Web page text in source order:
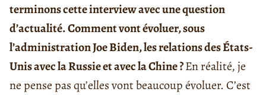
terminons cette interview avec une question
d’actualité. Comment vont évoluer, sous
l’administration Joe Biden, les relations des États-
Unis avec la Russie et avec la Chine ?En réalité, je
ne pense pas qu’elles vont beaucoup évoluer. C’est